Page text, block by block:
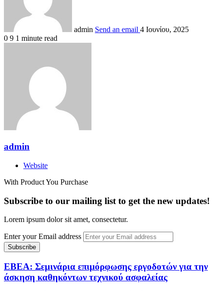
admin Send an email 4 Ιουνίου, 2025
0 9 1 minute read
admin
Website
With Product You Purchase
Subscribe to our mailing list to get the new updates!
Lorem ipsum dolor sit amet, consectetur.
Enter your Email address
ΕΒΕΑ: Σεμινάρια επιμόρφωσης εργοδοτών για την
άσκηση καθηκόντων τεχνικού ασφαλείας